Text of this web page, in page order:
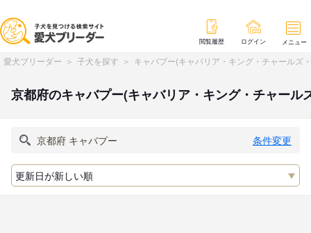
閲覧履歴 ログイン メニュー
愛犬ブリーダー 子犬を探す キャバプー(キャバリア・キング・チャールズ
京都府のキャバプー(キャバリア・キング・チャー
条件変更